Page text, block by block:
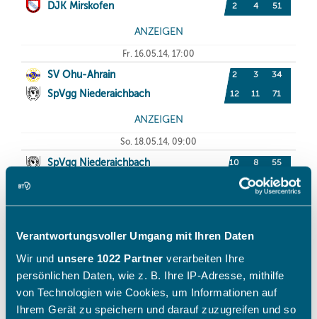
Verantwortungsvoller Umgang mit Ihren Daten
Wir und unsere 1022 Partner verarbeiten Ihre
persönlichen Daten, wie z. B. Ihre IP-Adresse, mithilfe
von Technologien wie Cookies, um Informationen auf
Ihrem Gerät zu speichern und darauf zuzugreifen und so